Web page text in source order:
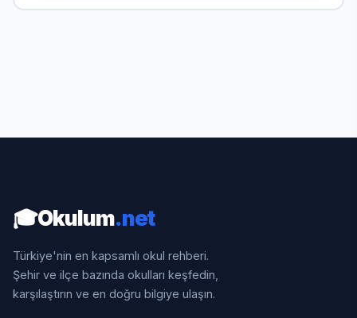
🎓Okulum.net
Türkiye'nin en kapsamlı okul rehberi.
Şehir ve ilçe bazında okulları keşfedin,
karşılaştırın ve en doğru bilgiye ulaşın.